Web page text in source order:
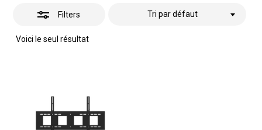
Filters
Voici le seul résultat
Tri par défaut